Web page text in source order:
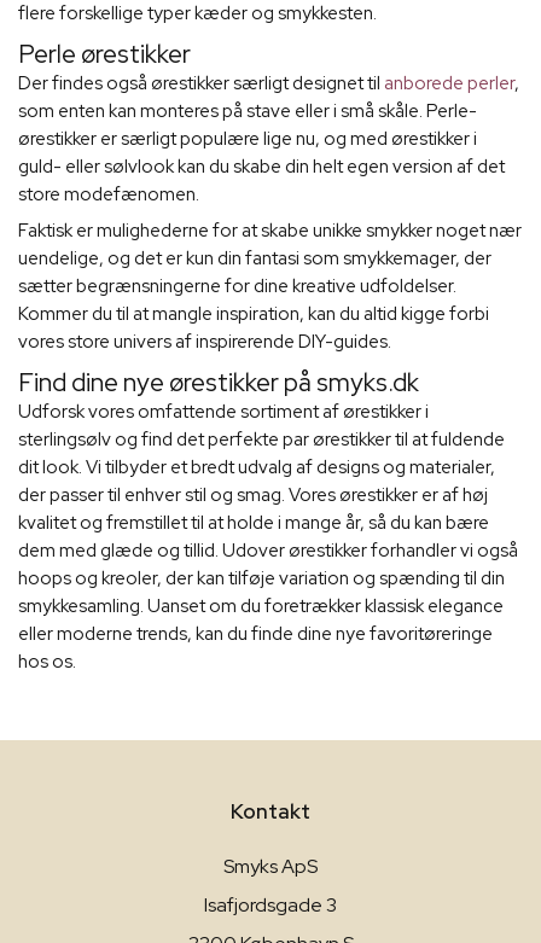
flere forskellige typer kæder og smykkesten.
Perle ørestikker
Der findes også ørestikker særligt designet til anborede perler,
som enten kan monteres på stave eller i små skåle. Perle-
ørestikker er særligt populære lige nu, og med ørestikker i
guld- eller sølvlook kan du skabe din helt egen version af det
store modefænomen.
Faktisk er mulighederne for at skabe unikke smykker noget nær
uendelige, og det er kun din fantasi som smykkemager, der
sætter begrænsningerne for dine kreative udfoldelser.
Kommer du til at mangle inspiration, kan du altid kigge forbi
vores store univers af inspirerende DIY-guides.
Find dine nye ørestikker på smyks.dk
Udforsk vores omfattende sortiment af ørestikker i
sterlingsølv og find det perfekte par ørestikker til at fuldende
dit look. Vi tilbyder et bredt udvalg af designs og materialer,
der passer til enhver stil og smag. Vores ørestikker er af høj
kvalitet og fremstillet til at holde i mange år, så du kan bære
dem med glæde og tillid. Udover ørestikker forhandler vi også
hoops og kreoler, der kan tilføje variation og spænding til din
smykkesamling. Uanset om du foretrækker klassisk elegance
eller moderne trends, kan du finde dine nye favoritøreringe
hos os.
Kontakt
Smyks ApS
Isafjordsgade 3